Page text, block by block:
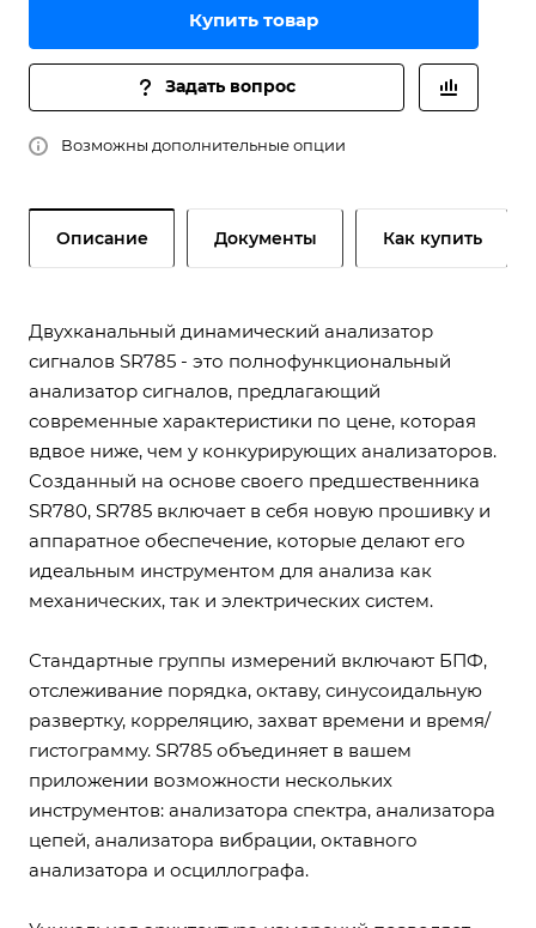
Купить товар
Задать вопрос
Возможны дополнительные опции
Описание Документы Как купить
Двухканальный динамический анализатор
сигналов SR785 - это полнофункциональный
анализатор сигналов, предлагающий
современные характеристики по цене, которая
вдвое ниже, чем у конкурирующих анализаторов.
Созданный на основе своего предшественника
SR780, SR785 включает в себя новую прошивку и
аппаратное обеспечение, которые делают его
идеальным инструментом для анализа как
механических, так и электрических систем.
Стандартные группы измерений включают БПФ,
отслеживание порядка, октаву, синусоидальную
развертку, корреляцию, захват времени и время/
гистограмму. SR785 объединяет в вашем
приложении возможности нескольких
инструментов: анализатора спектра, анализатора
цепей, анализатора вибрации, октавного
анализатора и осциллографа.